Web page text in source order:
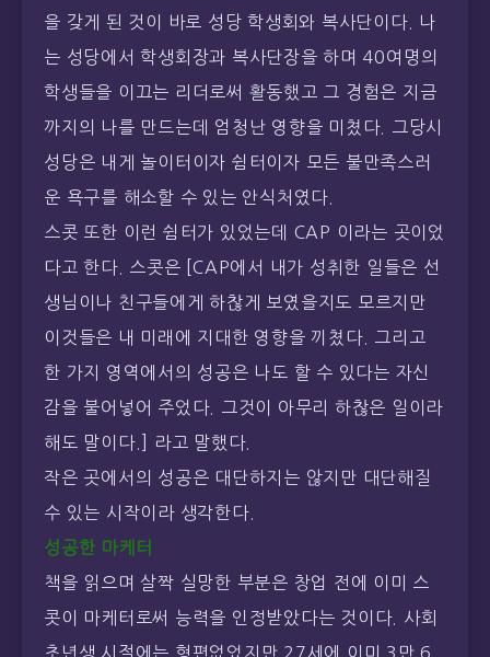
을 갖게 된 것이 바로 성당 학생회와 복사단이다. 나
는 성당에서 학생회장과 복사단장을 하며 40여명의
학생들을 이끄는 리더로써 활동했고 그 경험은 지금
까지의 나를 만드는데 엄청난 영향을 미쳤다. 그당시
성당은 내게 놀이터이자 쉼터이자 모든 불만족스러
운 욕구를 해소할 수 있는 안식처였다.
스콧 또한 이런 쉼터가 있었는데 CAP 이라는 곳이었
다고 한다. 스콧은 [CAP에서 내가 성취한 일들은 선
생님이나 친구들에게 하찮게 보였을지도 모르지만
이것들은 내 미래에 지대한 영향을 끼쳤다. 그리고
한 가지 영역에서의 성공은 나도 할 수 있다는 자신
감을 불어넣어 주었다. 그것이 아무리 하찮은 일이라
해도 말이다.] 라고 말했다.
작은 곳에서의 성공은 대단하지는 않지만 대단해질
수 있는 시작이라 생각한다.
성공한 마케터
책을 읽으며 살짝 실망한 부분은 창업 전에 이미 스
콧이 마케터로써 능력을 인정받았다는 것이다. 사회
초년생 시절에는 형편없었지만 27세에 이미 3만 6